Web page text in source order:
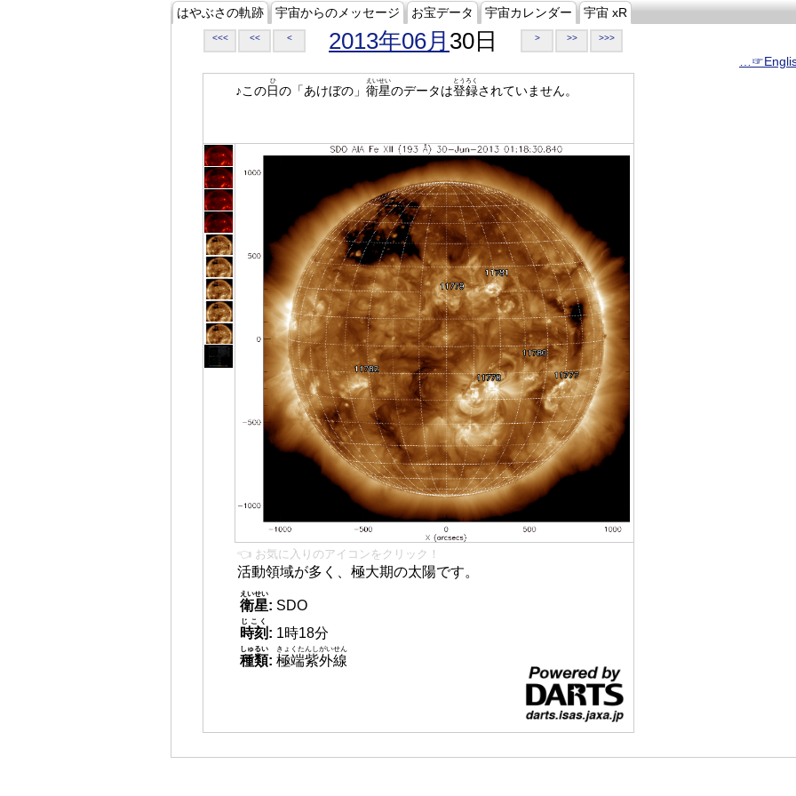
はやぶさの軌跡 宇宙からのメッセージ お宝データ 宇宙カレンダー 宇宙 xR
<<< << < 2013年06月 30日 > >> >>>
♪この日
ひ
の「あけぼの」 衛星
えいせい
のデータは登録
とうろく
されていません。
👈 お気に入りのアイコンをクリック！
活動領域が多く、極大期の太陽です。
衛星
えいせい
: SDO
時刻
じこく
: 1時18分
種類
しゅるい
: 極端紫外線
きょくたんしがいせん